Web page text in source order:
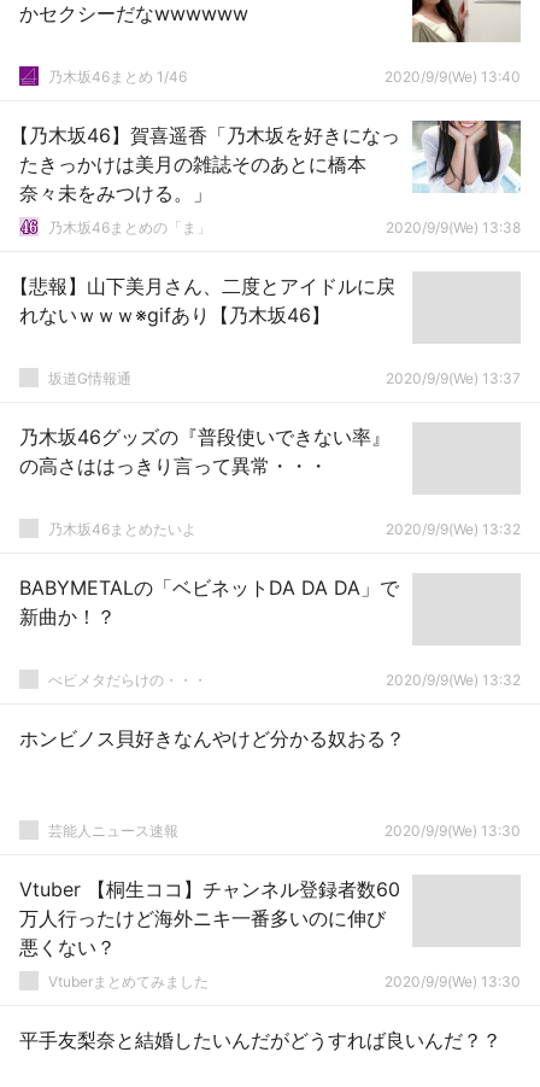
かセクシーだなwwwwww
乃木坂46まとめ 1/46 2020/9/9(We) 13:40
【乃木坂46】賀喜遥香「乃木坂を好きになっ
たきっかけは美月の雑誌そのあとに橋本
奈々未をみつける。」
乃木坂46まとめの「ま」 2020/9/9(We) 13:38
【悲報】山下美月さん、二度とアイドルに戻
れないｗｗｗ※gifあり【乃木坂46】
坂道G情報通 2020/9/9(We) 13:37
乃木坂46グッズの『普段使いできない率』
の高さははっきり言って異常・・・
乃木坂46まとめたいよ 2020/9/9(We) 13:32
BABYMETALの「ベビネットDA DA DA」で
新曲か！？
べビメタだらけの・・・ 2020/9/9(We) 13:32
ホンビノス貝好きなんやけど分かる奴おる？
芸能人ニュース速報 2020/9/9(We) 13:30
Vtuber 【桐生ココ】チャンネル登録者数60
万人行ったけど海外ニキ一番多いのに伸び
悪くない？
Vtuberまとめてみました 2020/9/9(We) 13:30
平手友梨奈と結婚したいんだがどうすれば良いんだ？？